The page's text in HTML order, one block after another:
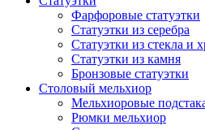
Фарфоровые статуэтки
Статуэтки из серебра
Статуэтки из стекла и
Статуэтки из камня
Бронзовые статуэтки
Столовый мельхиор
Мельхиоровые
Рюмки мельхиор